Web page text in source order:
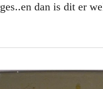
dan is dit er